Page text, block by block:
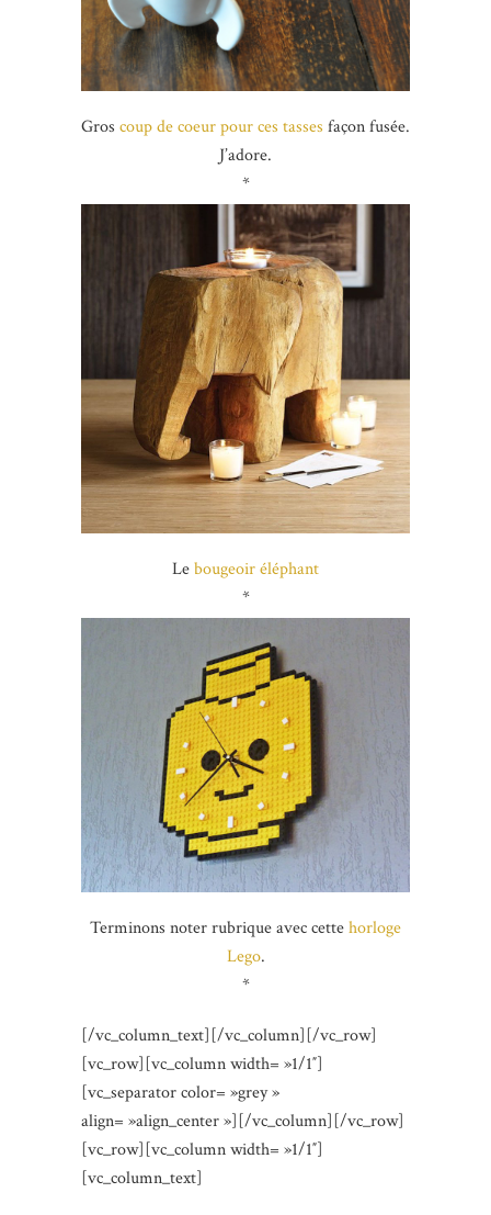
Gros coup de coeur pour ces tasses façon fusée.
J’adore.
*
Lebougeoir éléphant
*
Terminons noter rubrique avec cettehorloge
Lego.
*
[/vc_column_text][/vc_column][/vc_row]
[vc_row][vc_column width= »1/1″]
[vc_separator color= »grey »
align= »align_center »][/vc_column][/vc_row]
[vc_row][vc_column width= »1/1″]
[vc_column_text]